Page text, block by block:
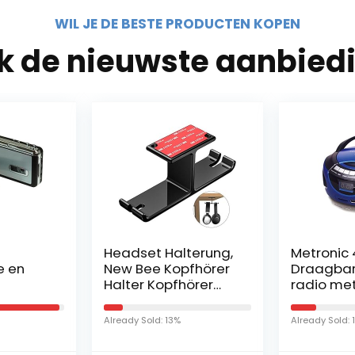
WIL JE DE BESTE PRODUCTEN KOPEN
de nieuwste
en
Headset Halterung,
New Bee Kopfhörer
Halter Kopfhörer
Ständer Zum
Aufkleben Unter
Dem Schreibtisch
Already Sold: 13%
Metronic
radio
Bluetooth,
USB/SD/
2 x 1 W,
Already Sold: